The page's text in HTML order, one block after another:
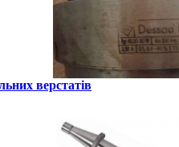
верстатів